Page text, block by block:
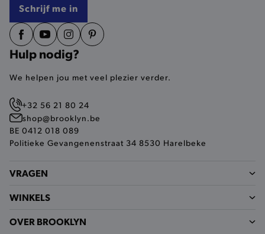
Schrijf me in
Hulp nodig?
We helpen jou met veel plezier verder.
+32 56 21 80 24
shop@brooklyn.be
BE 0412 018 089
Politieke Gevangenenstraat 34 8530 Harelbeke
VRAGEN
WINKELS
OVER BROOKLYN
pickupStoreVal